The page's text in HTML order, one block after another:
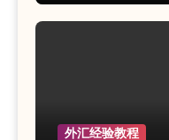
外汇经验教程